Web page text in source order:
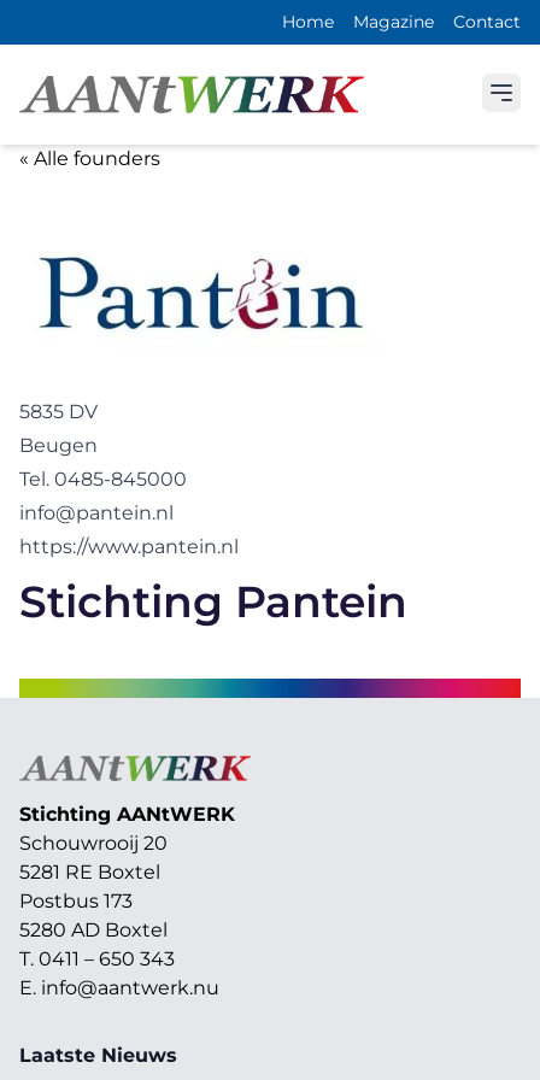
Home Magazine Contact
« Alle founders
5835 DV
Beugen
Tel. 0485-845000
info@pantein.nl
https://www.pantein.nl
Stichting Pantein
Stichting AANtWERK
Schouwrooij 20
5281 RE Boxtel
Postbus 173
5280 AD Boxtel
T. 0411 – 650 343
E. info@aantwerk.nu
Laatste Nieuws